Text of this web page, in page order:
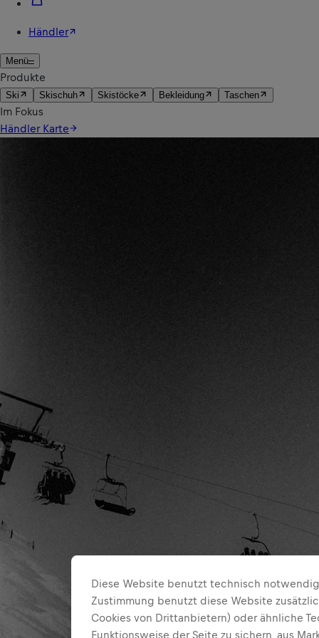
Diese Website benutzt technisch
Zustimmung benutzt diese Website
Cookies von Drittanbietern) oder ähnliche
Funktionsweise der Seite zu sichern, aus